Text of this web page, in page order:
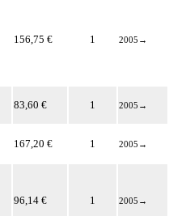
156,75 € 1 2005 →
83,60 € 1 2005 →
167,20 € 1 2005 →
96,14 € 1 2005 →